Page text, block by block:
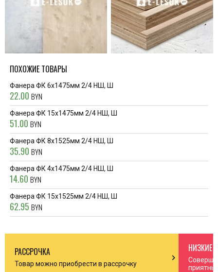
ПОХОЖИЕ ТОВАРЫ
Фанера ФК 6x1475мм 2/4 НШ, Ш
22.00 BYN
Фанера ФК 15x1475мм 2/4 НШ, Ш
51.00 BYN
Фанера ФК 8x1525мм 2/4 НШ, Ш
35.90 BYN
Фанера ФК 4x1475мм 2/4 НШ, Ш
14.60 BYN
Фанера ФК 15x1525мм 2/4 НШ, Ш
62.95 BYN
РАССРОЧКА
Товар можно приобрести в рассрочку chevron_right
НИЗКИЕ